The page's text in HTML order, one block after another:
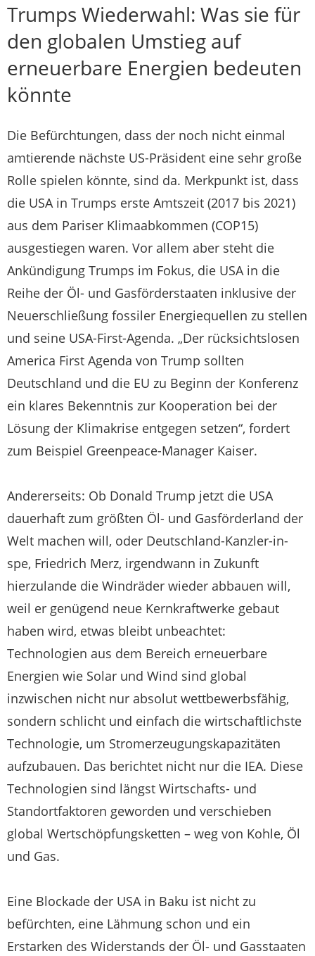
Trumps Wiederwahl: Was sie für
den globalen Umstieg auf
erneuerbare Energien bedeuten
könnte
Die Befürchtungen, dass der noch nicht einmal
amtierende nächste US-Präsident eine sehr große
Rolle spielen könnte, sind da. Merkpunkt ist, dass
die USA in Trumps erste Amtszeit (2017 bis 2021)
aus dem Pariser Klimaabkommen (COP15)
ausgestiegen waren. Vor allem aber steht die
Ankündigung Trumps im Fokus, die USA in die
Reihe der Öl- und Gasförderstaaten inklusive der
Neuerschließung fossiler Energiequellen zu stellen
und seine USA-First-Agenda. „Der rücksichtslosen
America First Agenda von Trump sollten
Deutschland und die EU zu Beginn der Konferenz
ein klares Bekenntnis zur Kooperation bei der
Lösung der Klimakrise entgegen setzen“, fordert
zum Beispiel Greenpeace-Manager Kaiser.
Andererseits: Ob Donald Trump jetzt die USA
dauerhaft zum größten Öl- und Gasförderland der
Welt machen will, oder Deutschland-Kanzler-in-
spe, Friedrich Merz, irgendwann in Zukunft
hierzulande die Windräder wieder abbauen will,
weil er genügend neue Kernkraftwerke gebaut
haben wird, etwas bleibt unbeachtet:
Technologien aus dem Bereich erneuerbare
Energien wie Solar und Wind sind global
inzwischen nicht nur absolut wettbewerbsfähig,
sondern schlicht und einfach die wirtschaftlichste
Technologie, um Stromerzeugungskapazitäten
aufzubauen. Das berichtet nicht nur die IEA. Diese
Technologien sind längst Wirtschafts- und
Standortfaktoren geworden und verschieben
global Wertschöpfungsketten – weg von Kohle, Öl
und Gas.
Eine Blockade der USA in Baku ist nicht zu
befürchten, eine Lähmung schon und ein
Erstarken des Widerstands der Öl- und Gasstaaten